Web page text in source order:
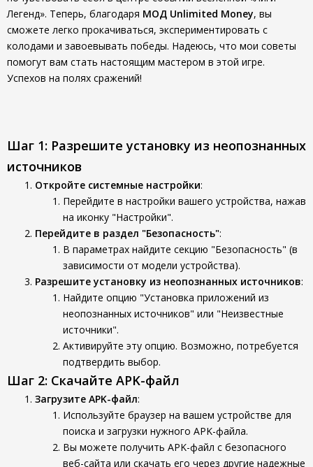
Легенд». Теперь, благодаря МОД Unlimited Money, вы
сможете легко прокачиваться, экспериментировать с
колодами и завоевывать победы. Надеюсь, что мои советы
помогут вам стать настоящим мастером в этой игре.
Успехов на полях сражений!
Шаг 1: Разрешите установку из неопознанных
источников
Откройте системные настройки:
Перейдите в настройки вашего устройства, нажав
на иконку "Настройки".
Перейдите в раздел "Безопасность":
В параметрах найдите секцию "Безопасность" (в
зависимости от модели устройства).
Разрешите установку из неопознанных источников:
Найдите опцию "Установка приложений из
неопознанных источников" или "Неизвестные
источники".
Активируйте эту опцию. Возможно, потребуется
подтвердить выбор.
Шаг 2: Скачайте APK-файл
Загрузите APK-файл:
Используйте браузер на вашем устройстве для
поиска и загрузки нужного APK-файла.
Вы можете получить APK-файл с безопасного
веб-сайта или скачать его через другие надежные